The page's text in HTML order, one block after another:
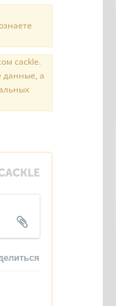
cackle.
данные, а